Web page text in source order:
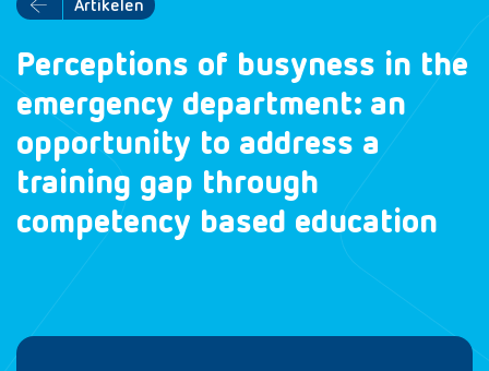
Artikelen
Perceptions of busyness in the
emergency department: an
opportunity to address a
training gap through
competency based education